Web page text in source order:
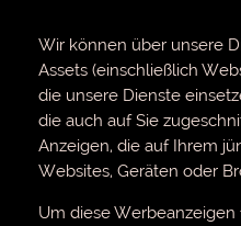
Wir können über unsere
Assets (einschließlich
die unsere Dienste
die auch auf Sie
Anzeigen, die auf Ihrem
Websites, Geräten oder
Um diese